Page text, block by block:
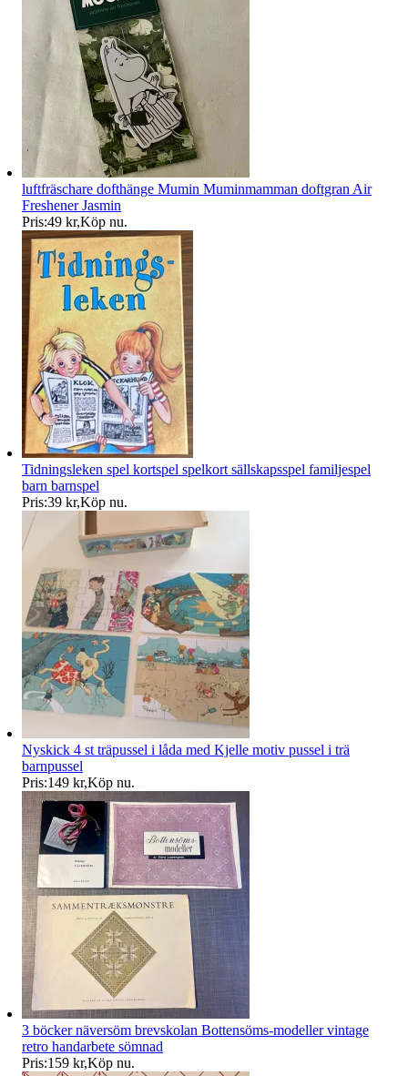
luftfräschare dofthänge Mumin Muminmamman doftgran Air
Freshener Jasmin
Pris:49 kr,Köp nu.
Tidningsleken spel kortspel spelkort sällskapsspel familjespel
barn barnspel
Pris:39 kr,Köp nu.
Nyskick 4 st träpussel i låda med Kjelle motiv pussel i trä
barnpussel
Pris:149 kr,Köp nu.
3 böcker näversöm brevskolan Bottensöms-modeller vintage
retro handarbete sömnad
Pris:159 kr,Köp nu.